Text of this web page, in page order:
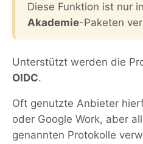
Diese Funktion ist nur in
Akademie-Paketen
Unterstützt werden die
OIDC.
Oft genutzte Anbieter
oder Google Work, aber
genannten Protokolle